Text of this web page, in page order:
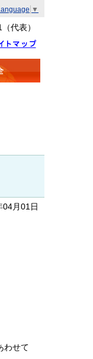
▼
代表）
イトマップ
04月01日
わせて